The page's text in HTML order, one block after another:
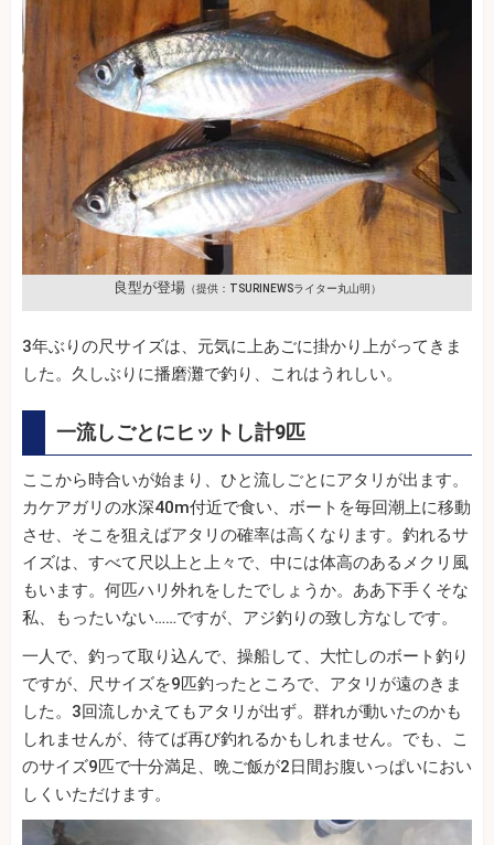
良型が登場（提供：TSURINEWSライター丸山明）
3年ぶりの尺サイズは、元気に上あごに掛かり上がってきま
した。久しぶりに播磨灘で釣り、これはうれしい。
一流しごとにヒットし計9匹
ここから時合いが始まり、ひと流しごとにアタリが出ます。
カケアガリの水深40m付近で食い、ボートを毎回潮上に移動
させ、そこを狙えばアタリの確率は高くなります。釣れるサ
イズは、すべて尺以上と上々で、中には体高のあるメクリ風
もいます。何匹ハリ外れをしたでしょうか。ああ下手くそな
私、もったいない……ですが、アジ釣りの致し方なしです。
一人で、釣って取り込んで、操船して、大忙しのボート釣り
ですが、尺サイズを9匹釣ったところで、アタリが遠のきま
した。3回流しかえてもアタリが出ず。群れが動いたのかも
しれませんが、待てば再び釣れるかもしれません。でも、こ
のサイズ9匹で十分満足、晩ご飯が2日間お腹いっぱいにおい
しくいただけます。